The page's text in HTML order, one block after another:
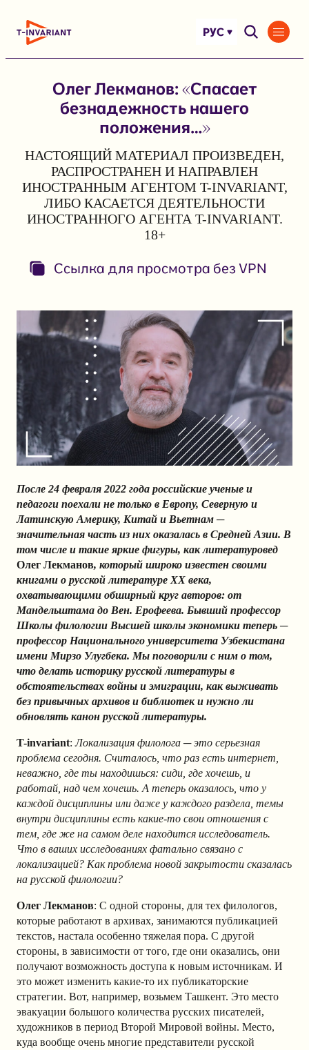
РУС
Олег Лекманов: «Спасает
безнадежность нашего
положения…»
НАСТОЯЩИЙ МАТЕРИАЛ ПРОИЗВЕДЕН,
РАСПРОСТРАНЕН И НАПРАВЛЕН
ИНОСТРАННЫМ АГЕНТОМ T-INVARIANT,
ЛИБО КАСАЕТСЯ ДЕЯТЕЛЬНОСТИ
ИНОСТРАННОГО АГЕНТА T-INVARIANT.
18+
Ссылка для просмотра без VPN
После 24 февраля 2022 года российские ученые и
педагоги поехали не только в Европу, Северную и
Латинскую Америку, Китай и Вьетнам ─
значительная часть из них оказалась в Средней Азии. В
том числе и такие яркие фигуры, как литературовед
Олег Лекманов, который широко известен своими
книгами о русской литературе ХХ века,
охватывающими обширный круг авторов: от
Мандельштама до Вен. Ерофеева. Бывший профессор
Школы филологии Высшей школы экономики теперь ─
профессор Национального университета Узбекистана
имени Мирзо Улугбека. Мы поговорили с ним о том,
что делать историку русской литературы в
обстоятельствах войны и эмиграции, как выживать
без привычных архивов и библиотек и нужно ли
обновлять канон русской литературы.
T-invariant:Локализация филолога ─ это серьезная
проблема сегодня. Считалось, что раз есть интернет,
неважно, где ты находишься: сиди, где хочешь, и
работай, над чем хочешь. А теперь оказалось, что у
каждой дисциплины или даже у каждого раздела, темы
внутри дисциплины есть какие-то свои отношения с
тем, где же на самом деле находится исследователь.
Что в ваших исследованиях фатально связано с
локализацией? Как проблема новой закрытости сказалась
на русской филологии?
Олег Лекманов: С одной стороны, для тех филологов,
которые работают в архивах, занимаются публикацией
текстов, настала особенно тяжелая пора. С другой
стороны, в зависимости от того, где они оказались, они
получают возможность доступа к новым источникам. И
это может изменить какие-то их публикаторские
стратегии. Вот, например, возьмем Ташкент. Это место
эвакуации большого количества русских писателей,
художников в период Второй Мировой войны. Место,
куда вообще очень многие представители русской